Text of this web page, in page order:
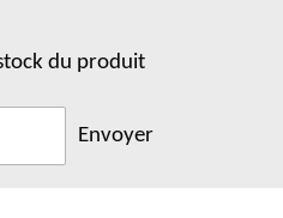
du produit
Envoyer